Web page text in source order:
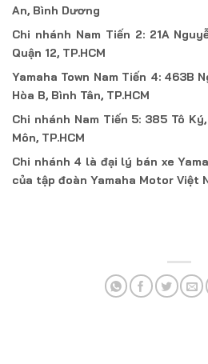
An, Bình Dương
Chi nhánh Nam Tiến 2: 21A
Quận 12, TP.HCM
Yamaha Town Nam Tiến 4: 463B
Hòa B, Bình Tân, TP.HCM
Chi nhánh Nam Tiến 5: 385 Tô
Môn, TP.HCM
Chi nhánh 4 là đại lý bán xe
của tập đoàn Yamaha Motor Việt